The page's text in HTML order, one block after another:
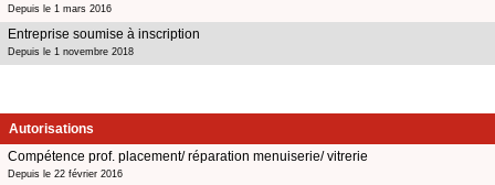
Depuis le 1 mars 2016
Entreprise soumise à inscription
Depuis le 1 novembre 2018
Autorisations
Compétence prof. placement/ réparation menuiserie/ vitrerie
Depuis le 22 février 2016